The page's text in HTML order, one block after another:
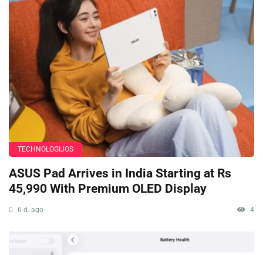
TECHNOLOGIJOS
ASUS Pad Arrives in India Starting at Rs
45,990 With Premium OLED Display
6 d. ago 4